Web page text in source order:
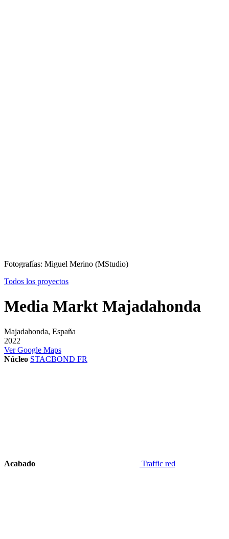
Fotografías: Miguel Merino (MStudio)
Todos los proyectos
Media Markt Majadahonda
Majadahonda, España
2022
Ver Google Maps
Núcleo STACBOND FR
Acabado Traffic red